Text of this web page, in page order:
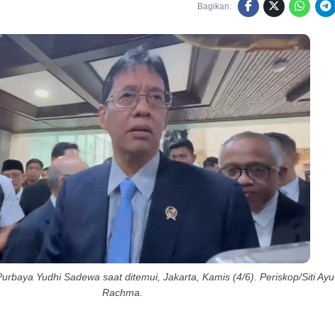
Bagikan:
Yudhi Sadewa saat ditemui, Jakarta, Kamis (4/6). Periskop/Siti Ayu
Rachma.